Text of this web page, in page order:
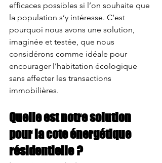
efficaces possibles si l’on souhaite que
la population s’y intéresse. C’est
pourquoi nous avons une solution,
imaginée et testée, que nous
considérons comme idéale pour
encourager l’habitation écologique
sans affecter les transactions
immobilières.
Quelle est notre solution
pour la cote énergétique
résidentielle ?